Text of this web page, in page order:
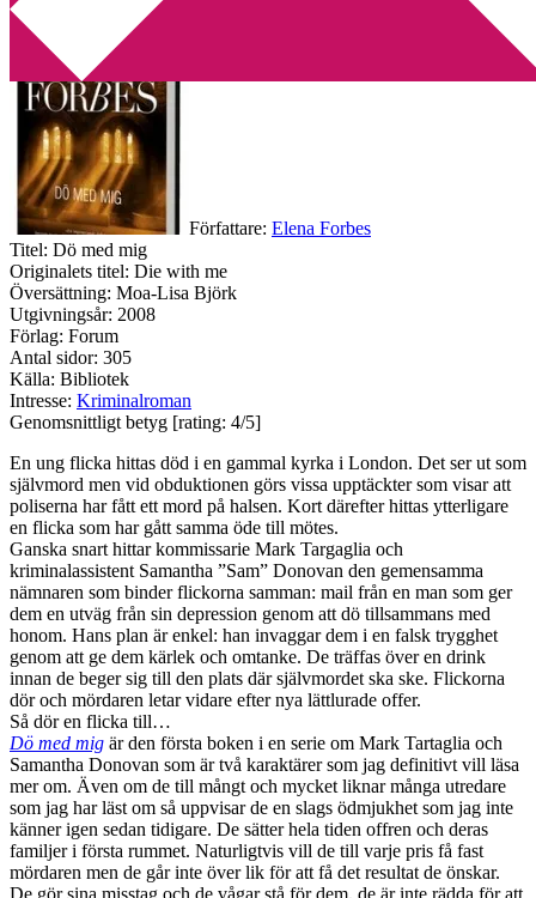
2010-07-26 Annika
Författare: Elena Forbes
Titel: Dö med mig
Originalets titel: Die with me
Översättning: Moa-Lisa Björk
Utgivningsår: 2008
Förlag: Forum
Antal sidor: 305
Källa: Bibliotek
Intresse: Kriminalroman
Genomsnittligt betyg [rating: 4/5]
En ung flicka hittas död i en gammal kyrka i London. Det ser ut som
självmord men vid obduktionen görs vissa upptäckter som visar att
poliserna har fått ett mord på halsen. Kort därefter hittas ytterligare
en flicka som har gått samma öde till mötes.
Ganska snart hittar kommissarie Mark Targaglia och
kriminalassistent Samantha ”Sam” Donovan den gemensamma
nämnaren som binder flickorna samman: mail från en man som ger
dem en utväg från sin depression genom att dö tillsammans med
honom. Hans plan är enkel: han invaggar dem i en falsk trygghet
genom att ge dem kärlek och omtanke. De träffas över en drink
innan de beger sig till den plats där självmordet ska ske. Flickorna
dör och mördaren letar vidare efter nya lättlurade offer.
Så dör en flicka till…
Dö med mig är den första boken i en serie om Mark Tartaglia och
Samantha Donovan som är två karaktärer som jag definitivt vill läsa
mer om. Även om de till mångt och mycket liknar många utredare
som jag har läst om så uppvisar de en slags ödmjukhet som jag inte
känner igen sedan tidigare. De sätter hela tiden offren och deras
familjer i första rummet. Naturligtvis vill de till varje pris få fast
mördaren men de går inte över lik för att få det resultat de önskar.
De gör sina misstag och de vågar stå för dem, de är inte rädda för att